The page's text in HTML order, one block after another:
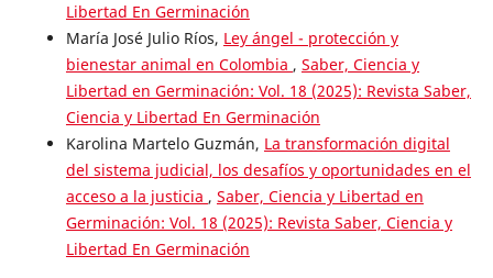
Libertad En Germinación
María José Julio Ríos, Ley ángel - protección y
bienestar animal en Colombia , Saber, Ciencia y
Libertad en Germinación: Vol. 18 (2025): Revista Saber,
Ciencia y Libertad En Germinación
Karolina Martelo Guzmán, La transformación digital
del sistema judicial, los desafíos y oportunidades en el
acceso a la justicia , Saber, Ciencia y Libertad en
Germinación: Vol. 18 (2025): Revista Saber, Ciencia y
Libertad En Germinación